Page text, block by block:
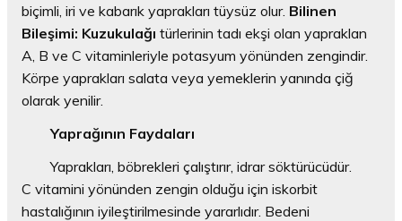
biçimli, iri ve kabarık yaprakları tüysüz olur. Bilinen
Bileşimi: Kuzukulağı türlerinin tadı ekşi olan yapraklan
A, B ve C vitaminleriyle potasyum yönünden zengindir.
Körpe yaprakları salata veya yemeklerin yanında çiğ
olarak yenilir.
Yaprağının Faydaları
Yaprakları, böbrekleri çalıştırır, idrar söktürücüdür.
C vitamini yönünden zengin olduğu için iskorbit
hastalığının iyileştirilmesinde yararlıdır. Bedeni